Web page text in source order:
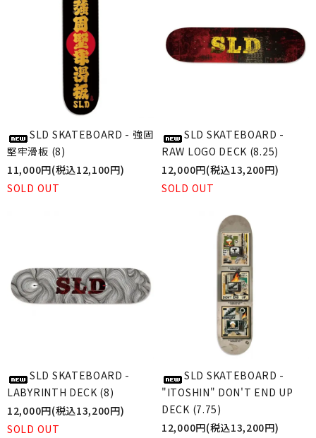
SLD SKATEBOARD - 強固
堅牢滑板 (8)
11,000円(税込12,100円)
SOLD OUT
SLD SKATEBOARD -
RAW LOGO DECK (8.25)
12,000円(税込13,200円)
SOLD OUT
SLD SKATEBOARD -
LABYRINTH DECK (8)
12,000円(税込13,200円)
SOLD OUT
SLD SKATEBOARD -
"ITOSHIN" DON'T END UP
DECK (7.75)
12,000円(税込13,200円)